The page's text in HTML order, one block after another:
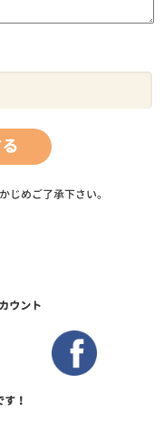
めご了承下さい。
ウント
！